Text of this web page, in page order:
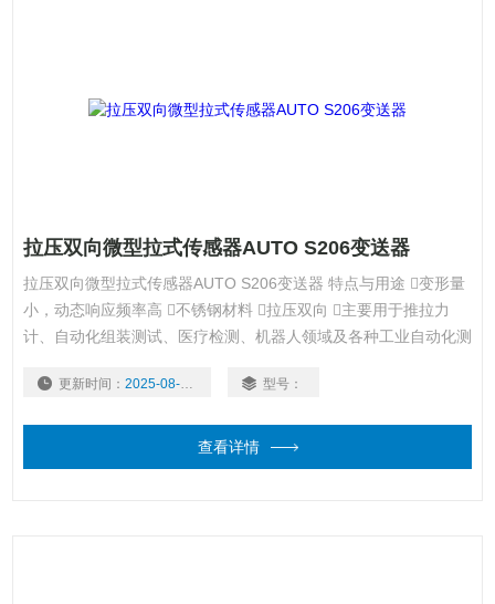
拉压双向微型拉式传感器AUTO S206变送器
拉压双向微型拉式传感器AUTO S206变送器 特点与用途 变形量
小，动态响应频率高 不锈钢材料 拉压双向 主要用于推拉力
计、自动化组装测试、医疗检测、机器人领域及各种工业自动化测
更新时间： 2025-08-05 型号：
查看详情